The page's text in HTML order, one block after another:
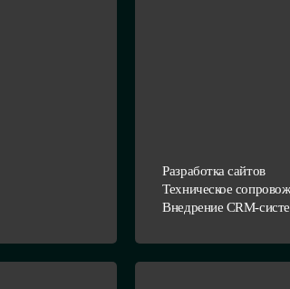
Разработка сайтов
Техническое
Внедрение CRM-